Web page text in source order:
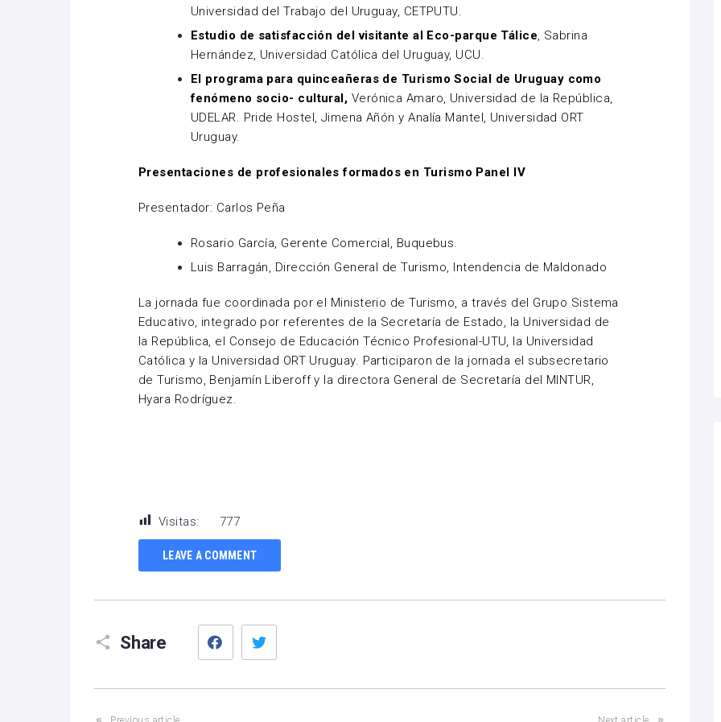
Universidad del Trabajo del Uruguay, CETPUTU.
Estudio de satisfacción del visitante al Eco-parque Tálice, Sabrina
Hernández, Universidad Católica del Uruguay, UCU.
El programa para quinceañeras de Turismo Social de Uruguay como
fenómeno socio- cultural, Verónica Amaro, Universidad de la República,
UDELAR. Pride Hostel, Jimena Añón y Analía Mantel, Universidad ORT
Uruguay.
Presentaciones de profesionales formados en Turismo Panel IV
Presentador: Carlos Peña
Rosario García, Gerente Comercial, Buquebus.
Luis Barragán, Dirección General de Turismo, Intendencia de Maldonado
La jornada fue coordinada por el Ministerio de Turismo, a través del Grupo Sistema
Educativo, integrado por referentes de la Secretaría de Estado, la Universidad de
la República, el Consejo de Educación Técnico Profesional-UTU, la Universidad
Católica y la Universidad ORT Uruguay. Participaron de la jornada el subsecretario
de Turismo, Benjamín Liberoff y la directora General de Secretaría del MINTUR,
Hyara Rodríguez.
Visitas: 777
LEAVE A COMMENT
Share
Facebook